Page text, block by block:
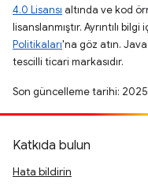
4.0 Lisansı altında ve kod
lisanslanmıştır. Ayrıntılı bilgi
Politikaları'na göz atın.
tescilli ticari markasıdır.
Son güncelleme tarihi:
Katkıda bulun
Hata bildirin